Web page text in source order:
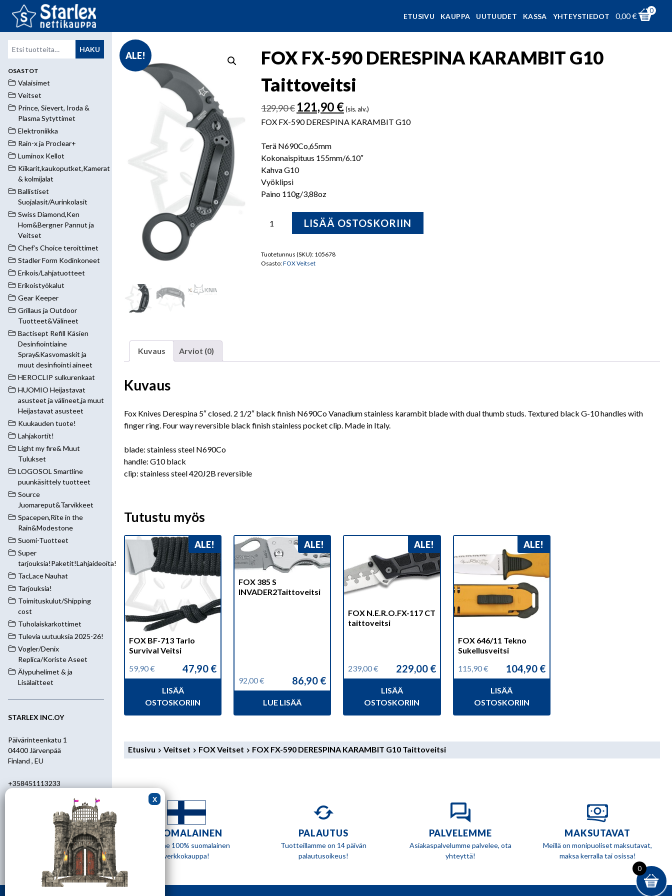
ETUSIVU KAUPPA UUTUUDET KASSA YHTEYSTIEDOT 0,00€
0
Etsi: HAKU
OSASTOT
Valaisimet
Veitset
Prince, Sievert, Iroda &
Plasma Sytyttimet
Elektroniikka
Rain-x ja Proclear+
Luminox Kellot
Kiikarit,kaukoputket,Kamerat
& kolmijalat
Ballistiset
Suojalasit/Aurinkolasit
Swiss Diamond,Ken
Hom&Bergner Pannut ja
Veitset
Chef's Choice teroittimet
Stadler Form Kodinkoneet
Erikois/Lahjatuotteet
Erikoistyökalut
Gear Keeper
Grillaus ja Outdoor
Tuotteet&Välineet
Bactisept Refill Käsien
Desinfiointiaine
Spray&Kasvomaskit ja
muut desinfiointi aineet
HEROCLIP sulkurenkaat
HUOMIO Heijastavat
asusteet ja välineet,ja muut
Heijastavat asusteet
Kuukauden tuote!
Lahjakortit!
Light my fire& Muut
Tulukset
LOGOSOL Smartline
puunkäsittely tuotteet
Source
Juomareput&Tarvikkeet
Spacepen,Rite in the
Rain&Modestone
Suomi-Tuotteet
Super
tarjouksia!Paketit!Lahjaideoita!
TacLace Nauhat
Tarjouksia!
Toimituskulut/Shipping
cost
Tuholaiskarkottimet
Tulevia uutuuksia 2025-26!
Vogler/Denix
Replica/Koriste Aseet
Älypuhelimet & ja
Lisälaitteet
STARLEX INC.OY
Päivärinteenkatu 1
04400 Järvenpää
Finland , EU
+358451113233
starlex@kolumbus.fi
Asiakaspalvelu
ark.klo 08.30-17.00
ALE!
FOX FX-590 DERESPINA KARAMBIT G10
Taittoveitsi
129,90€ Alkuperäinen
hinta
oli:
121,90 €Nykyinen
hinta
on:
(sis. alv.)
FOX FX-590 DERESPINA KARAMBIT G10
Terä N690Co,65mm
Kokonaispituus 155mm/6.10″
Kahva G10
Vyöklipsi
Paino 110g/3,88oz
FX-
DERESPINA
KARAMBIT
LISÄÄ OSTOSKORIIN
Tuotetunnus (SKU): 105678
Osasto:FOX Veitset
Kuvaus Arviot (0)
Kuvaus
Fox Knives Derespina 5″ closed. 2 1/2″ black finish N690Co Vanadium stainless karambit blade with dual thumb studs. Textured black G-10 handles with
finger ring. Four way reversible black finish stainless pocket clip. Made in Italy.
blade: stainless steel N690Co
handle: G10 black
clip: stainless steel 420J2B reversible
Tutustu myös
ALE!
FOX BF-713 Tarlo
Survival Veitsi
59,90€
Alkuperäinen
59,90 €.
47,90 €
Nykyinen
47,90 €.
LISÄÄ
OSTOSKORIIN
ALE!
FOX 385 S
INVADER2Taittoveitsi
92,00€
Alkuperäinen
92,00 €.
86,90 €
Nykyinen
86,90 €.
LUE LISÄÄ
ALE!
FOX N.E.R.O.FX-117 CT
taittoveitsi
239,00€
Alkuperäinen
239,00 €.
229,00 €
Nykyinen
229,00 €.
LISÄÄ
OSTOSKORIIN
ALE!
FOX 646/11 Tekno
Sukellusveitsi
115,90€
Alkuperäinen
115,90 €.
104,90 €
Nykyinen
104,90 €.
LISÄÄ
OSTOSKORIIN
Etusivu Veitset FOX Veitset FOX FX-590 DERESPINA KARAMBIT G10 Taittoveitsi
SUOMALAINEN
Olemme 100% suomalainen
verkkokauppa!
PALAUTUS
Tuotteillamme on 14 päivän
palautusoikeus!
PALVELEMME
Asiakaspalvelumme palvelee, ota
yhteyttä!
MAKSUTAVAT
Meillä on monipuoliset maksutavat,
maksa kerralla tai osissa!
0